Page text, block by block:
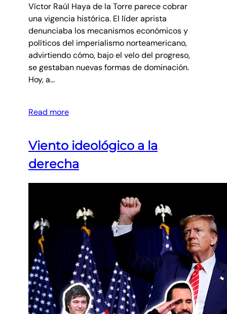
Víctor Raúl Haya de la Torre parece cobrar
una vigencia histórica. El líder aprista
denunciaba los mecanismos económicos y
políticos del imperialismo norteamericano,
advirtiendo cómo, bajo el velo del progreso,
se gestaban nuevas formas de dominación.
Hoy, a…
Read more
Viento ideológico a la
derecha